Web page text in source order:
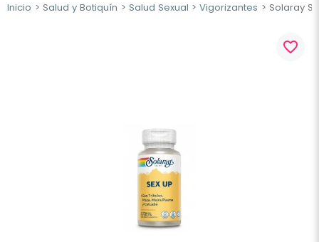
Inicio Salud y Botiquín Salud Sexual Vigorizantes Solaray
favorite_border